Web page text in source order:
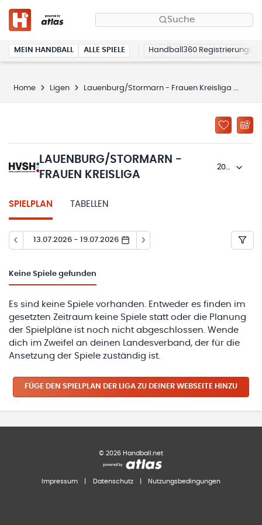
Suche
MEIN HANDBALL ALLE SPIELE Handball360 Registrierung
Home Ligen Lauenburg/Stormarn - Frauen Kreisliga
LAUENBURG/STORMARN -
FRAUEN KREISLIGA
SPIELPLAN TABELLEN
13.07.2026 - 19.07.2026
Keine Spiele gefunden
Es sind keine Spiele vorhanden. Entweder es finden im
gesetzten Zeitraum keine Spiele statt oder die Planung
der Spielpläne ist noch nicht abgeschlossen. Wende
dich im Zweifel an deinen Landesverband, der für die
Ansetzung der Spiele zuständig ist.
FÜGE DEN SPIELPLAN DER LIGA ZU DEINER WEBSEITE HINZU
© 2026 Handball.net
Impressum Datenschutz Nutzungsbedingungen